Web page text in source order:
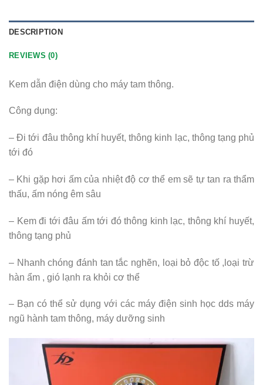
DESCRIPTION
REVIEWS (0)
Kem dẫn điện dùng cho máy tam thông.
Công dụng:
– Đi tới đâu thông khí huyết, thông kinh lạc, thông tạng phủ
tới đó
– Khi gặp hơi ấm của nhiệt độ cơ thể em sẽ tự tan ra thẩm
thấu, ấm nóng êm sâu
– Kem đi tới đâu ấm tới đó thông kinh lạc, thông khí huyết,
thông tạng phủ
– Nhanh chóng đánh tan tắc nghẽn, loại bỏ độc tố ,loại trừ
hàn ẩm , gió lạnh ra khỏi cơ thể
– Bạn có thể sử dụng với các máy điện sinh học dds máy
ngũ hành tam thông, máy dưỡng sinh